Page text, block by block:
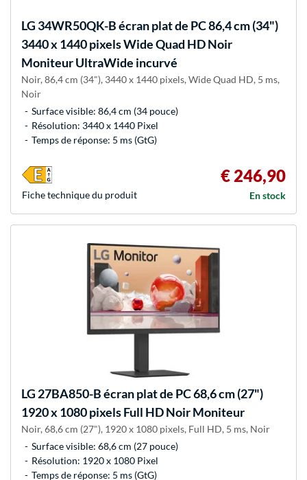
LG 34WR50QK-B écran plat de PC 86,4 cm (34")
3440 x 1440 pixels Wide Quad HD Noir
Moniteur UltraWide incurvé
Noir, 86,4 cm (34"), 3440 x 1440 pixels, Wide Quad HD, 5 ms,
Noir
Surface visible: 86,4 cm (34 pouce)
Résolution: 3440 x 1440 Pixel
Temps de réponse: 5 ms (GtG)
€ 246,90
En stock
Fiche technique du produit
LG 27BA850-B écran plat de PC 68,6 cm (27")
1920 x 1080 pixels Full HD Noir Moniteur
Noir, 68,6 cm (27"), 1920 x 1080 pixels, Full HD, 5 ms, Noir
Surface visible: 68,6 cm (27 pouce)
Résolution: 1920 x 1080 Pixel
Temps de réponse: 5 ms (GtG)